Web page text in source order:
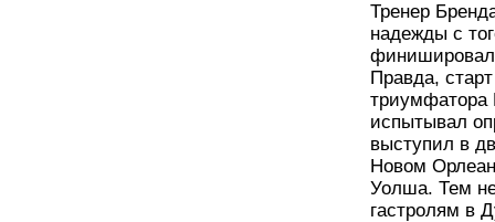
Тренер
надежды с
финишировал
Правда,
испытывал
выступил в
Новом
Уолша. Тем
гастролям в